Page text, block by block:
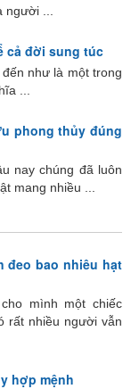
...
cả đời sung túc
như là một trong
...
phong thủy đúng
nay chúng đã luôn
mang nhiều ...
đeo bao nhiêu hạt
mình một chiếc
rất nhiều người vẫn
hợp mệnh